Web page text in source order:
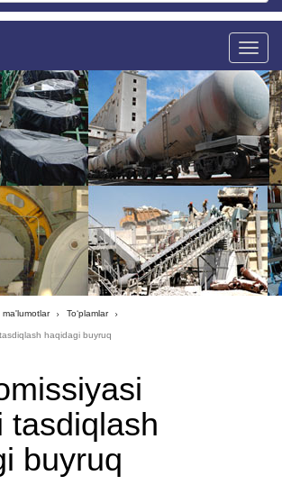
Toggle
ma'lumotlar To‘plamlar
haqidagi buyruq
tasdiqlash
buyruq